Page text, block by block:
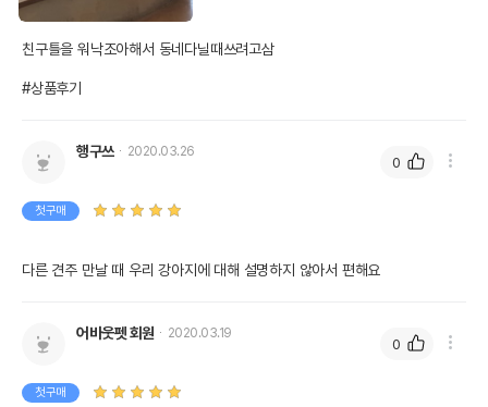
친구틀을 워낙조아해서 동네다닐때쓰려고삼
#상품후기
행구쓰 2020.03.26
첫구매
다른 견주 만날 때 우리 강아지에 대해 설명하지 않아서 편해요
0
어바웃펫 회원 2020.03.19
첫구매
0